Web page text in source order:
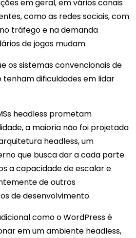
em geral, em vários canais
como as redes sociais, com
tráfego e na demanda
de jogos mudam.
os sistemas convencionais de
dificuldades em lidar
headless prometam
a maioria não foi projetada
headless, um
que busca dar a cada parte
a capacidade de escalar e
de outros
de desenvolvimento.
como o WordPress é
em um ambiente headless,